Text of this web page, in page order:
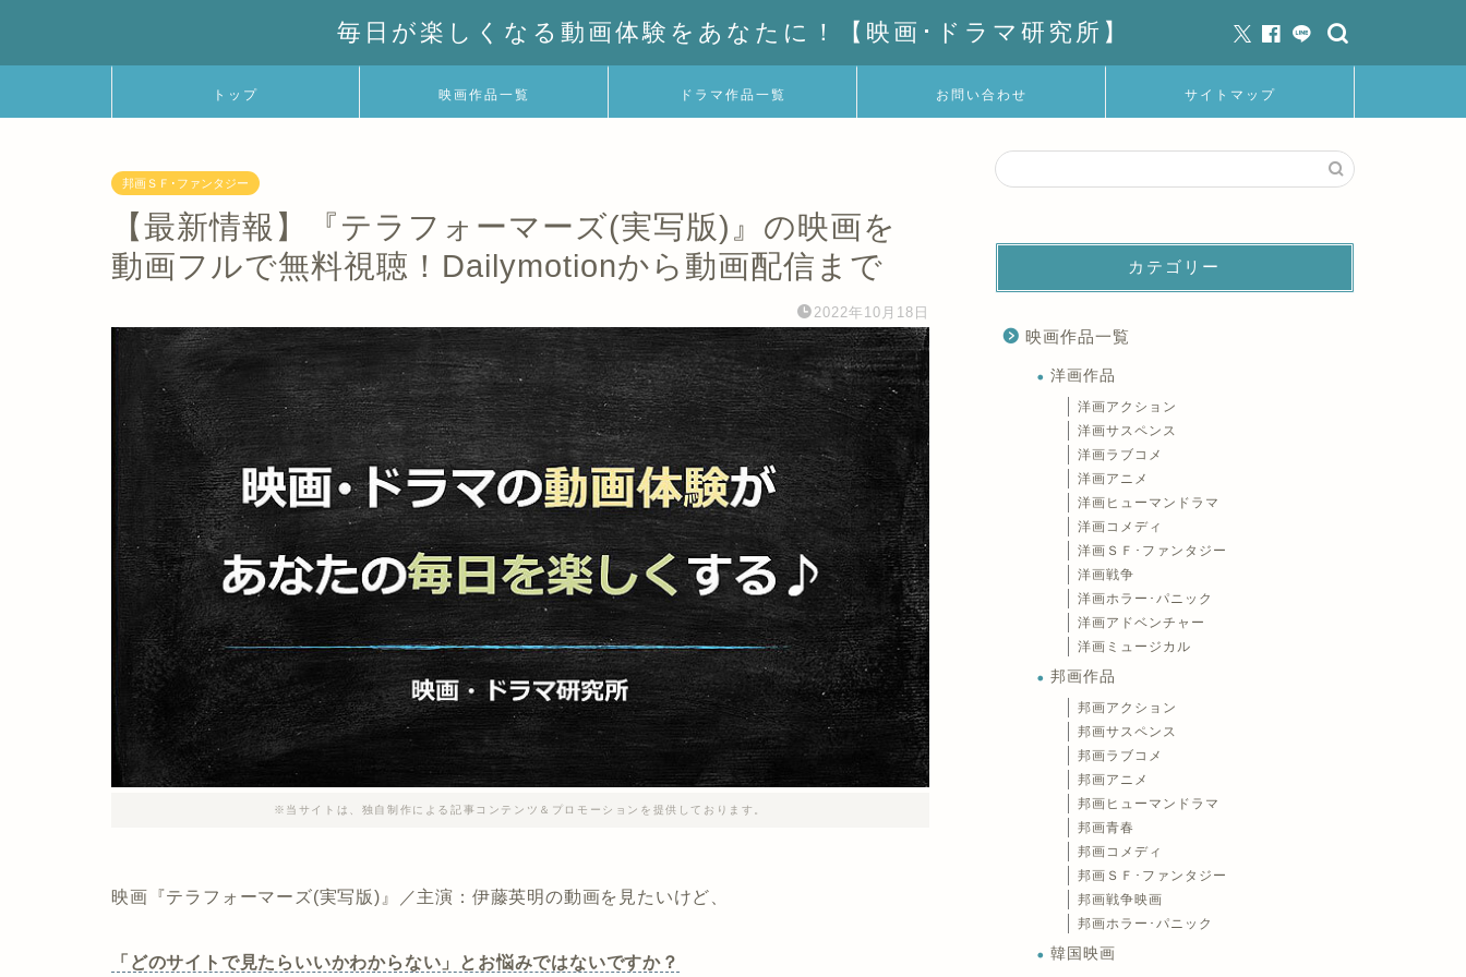
毎日が楽しくなる動画体験をあなたに！【映画･ドラマ研究所】
トップ 映画作品一覧 ドラマ作品一覧 お問い合わせ サイトマップ
邦画ＳＦ･ファンタジー
【最新情報】『テラフォーマーズ(実写版)』の映画を
動画フルで無料視聴！Dailymotionから動画配信まで
2022年10月18日
※当サイトは、独自制作による記事コンテンツ＆プロモーションを提供しております。
映画『テラフォーマーズ(実写版)』／主演：伊藤英明の動画を見たいけど、
「どのサイトで見たらいいかわからない」とお悩みではないですか？
カテゴリー
映画作品一覧
洋画作品
洋画アクション
洋画サスペンス
洋画ラブコメ
洋画アニメ
洋画ヒューマンドラマ
洋画コメディ
洋画ＳＦ･ファンタジー
洋画戦争
洋画ホラー･パニック
洋画アドベンチャー
洋画ミュージカル
邦画作品
邦画アクション
邦画サスペンス
邦画ラブコメ
邦画アニメ
邦画ヒューマンドラマ
邦画青春
邦画コメディ
邦画ＳＦ･ファンタジー
邦画戦争映画
邦画ホラー･パニック
韓国映画